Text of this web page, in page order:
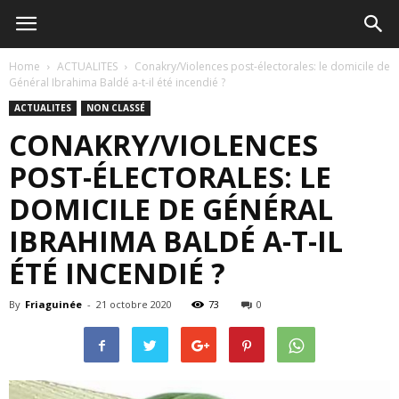
Home ACTUALITES
Conakry/Violences post-électorales: le domicile de
Général Ibrahima Baldé a-t-il été incendié ?
ACTUALITES NON CLASSÉ
CONAKRY/VIOLENCES
POST-ÉLECTORALES: LE
DOMICILE DE GÉNÉRAL
IBRAHIMA BALDÉ A-T-IL
ÉTÉ INCENDIÉ ?
By Friaguinée - 21 octobre 2020 73 0